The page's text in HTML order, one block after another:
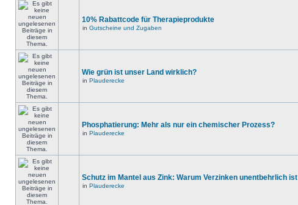
10% Rabattcode für Therapieprodukte
in Gutscheine und Zugaben
Wie grün ist unser Land wirklich?
in Plauderecke
Phosphatierung: Mehr als nur ein chemischer Prozess?
in Plauderecke
Schutz im Mantel aus Zink: Warum Verzinken unentbehrlich ist
in Plauderecke